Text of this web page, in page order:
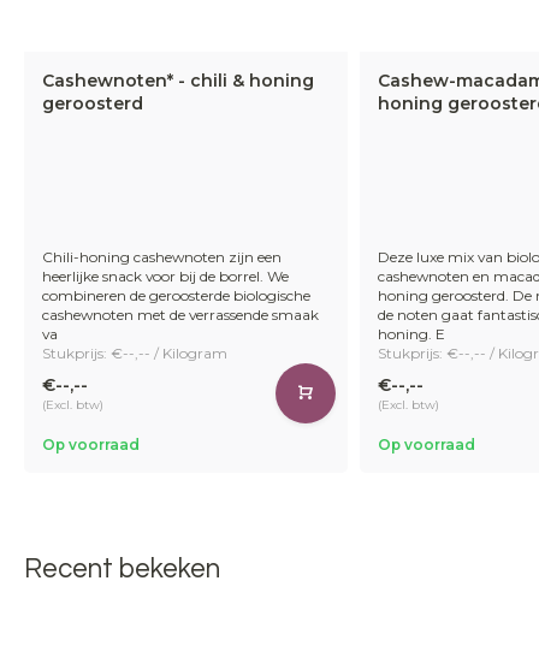
Cashewnoten* - chili & honing
geroosterd
Chili-honing cashewnoten zijn een
heerlijke snack voor bij de borrel. We
combineren de geroosterde biologische
cashewnoten met de verrassende smaak
va
Stukprijs: €--,-- / Kilogram
€--,--
(Excl. btw)
Op voorraad
Cashew-
honing
Deze luxe mix van
cashewnoten en
honing geroosterd. De
de noten gaat
honing. E
Stukprijs: €--,-- /
€--,--
(Excl. btw)
Op voorraad
Recent bekeken